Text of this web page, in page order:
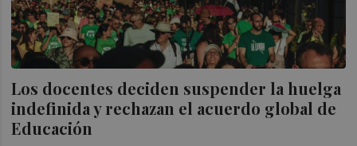
Los docentes deciden suspender la huelga
indefinida y rechazan el acuerdo global de
Educación